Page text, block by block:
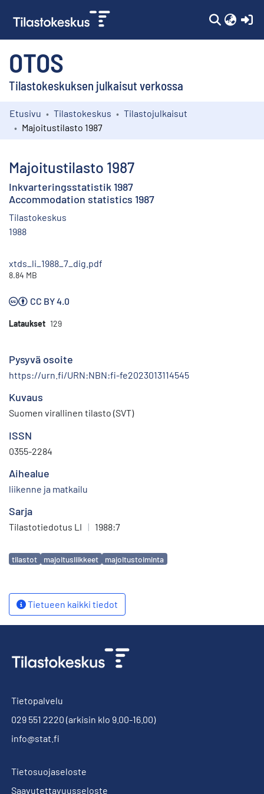
OTOS
Tilastokeskuksen julkaisut verkossa
Kokoelmat
Etusivu Tilastokeskus
Tilastojulkaisut
Majoitustilasto 1987
Majoitustilasto 1987
Inkvarteringsstatistik 1987
Accommodation statistics 1987
Tilastokeskus
1988
xtds_li_1988_7_dig.pdf
8.84 MB
CC BY 4.0
Lataukset 129
Pysyvä osoite
https://urn.fi/URN:NBN:fi-fe2023013114545
Kuvaus
Suomen virallinen tilasto (SVT)
ISSN
0355-2284
Aihealue
liikenne ja matkailu
Sarja
Tilastotiedotus LI | 1988:7
Avainsanat
tilastot majoitusliikkeet majoitustoiminta
Tietueen kaikki tiedot
Tietopalvelu
029 551 2220 (arkisin klo 9.00-16.00)
info@stat.fi
Tietosuojaseloste
Saavutettavuusseloste